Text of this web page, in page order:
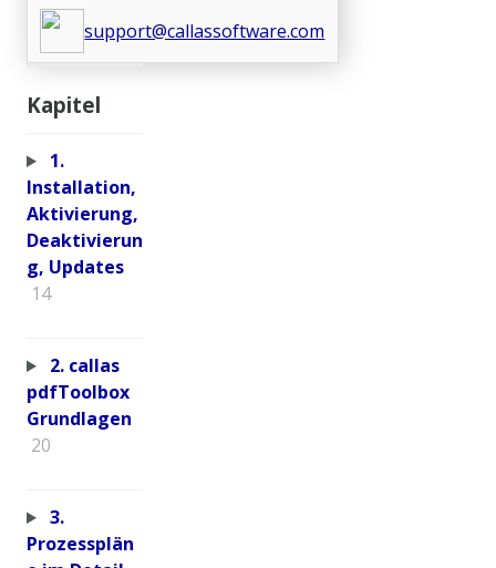
support@callassoftware.com
Kapitel
1.
Installation,
Aktivierung,
Deaktivierun
g, Updates
14
2. callas
pdfToolbox
Grundlagen
20
3.
Prozessplän